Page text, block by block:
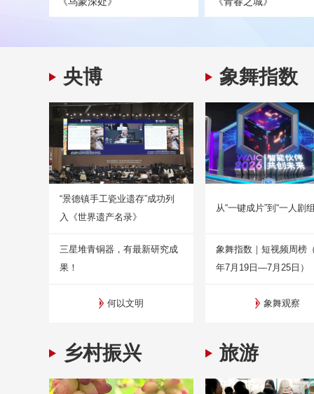
央博
“景德镇手工瓷业遗存”成功列
入《世界遗产名录》
三星堆青铜器，有最新研究成
果！
何以文明
象舞指数
从“一键成片”到“一人剧
象舞指数｜短视频周榜
年7月19日—7月25日）
象舞观察
乡村振兴 旅游